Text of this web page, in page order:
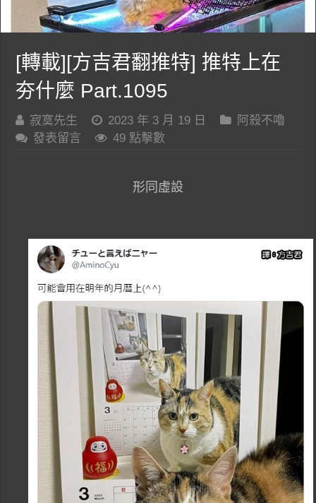
[轉載][方吉君翻推特] 推特上在
夯什麼 Part.1095
寂寞先生 2023 年 3 月 19 日
阿殺不嚕
發表留言
49 點擊數
形同虛設